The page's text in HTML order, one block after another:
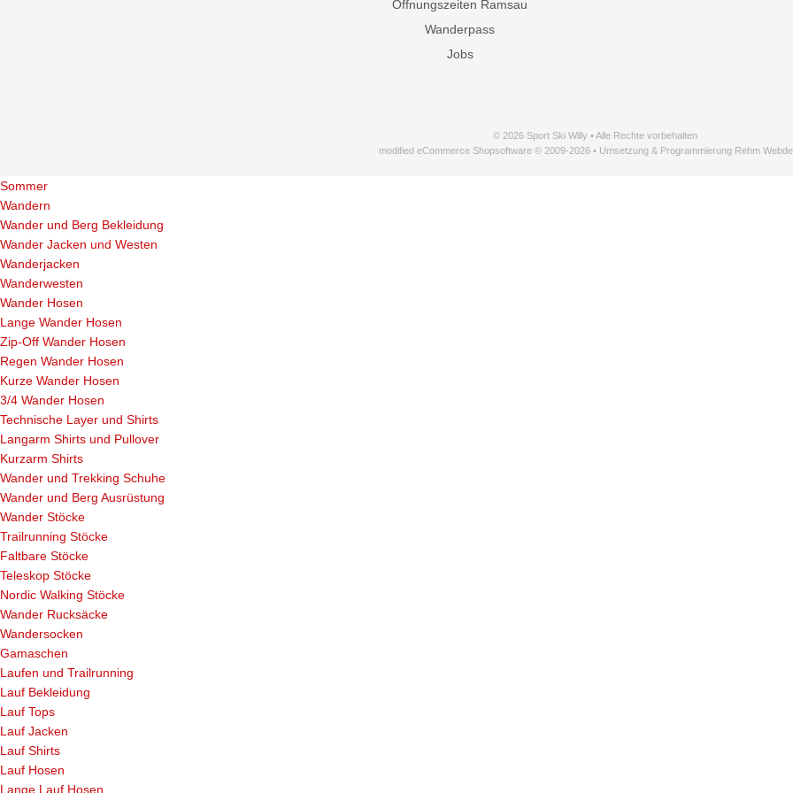
Öffnungszeiten Ramsau
Wanderpass
Jobs
© 2026 Sport Ski Willy • Alle Rechte vorbehalten
modified eCommerce Shopsoftware © 2009-2026 • Umsetzung & Programmierung Rehm
Sommer
Wandern
Wander und Berg Bekleidung
Wander Jacken und Westen
Wanderjacken
Wanderwesten
Wander Hosen
Lange Wander Hosen
Zip-Off Wander Hosen
Regen Wander Hosen
Kurze Wander Hosen
3/4 Wander Hosen
Technische Layer und Shirts
Langarm Shirts und Pullover
Kurzarm Shirts
Wander und Trekking Schuhe
Wander und Berg Ausrüstung
Wander Stöcke
Trailrunning Stöcke
Faltbare Stöcke
Teleskop Stöcke
Nordic Walking Stöcke
Wander Rucksäcke
Wandersocken
Gamaschen
Laufen und Trailrunning
Lauf Bekleidung
Lauf Tops
Lauf Jacken
Lauf Shirts
Lauf Hosen
Lange Lauf Hosen